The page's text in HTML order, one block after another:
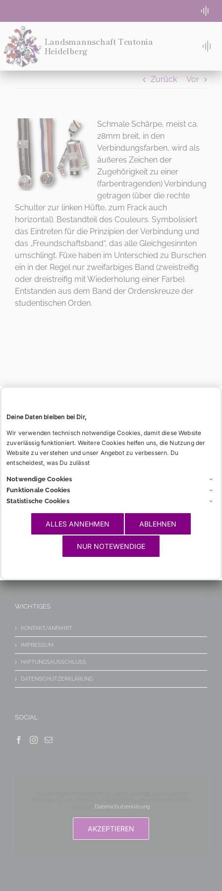
springen
WG-Zimmer frei
Absolute Beginner
Login für Teuten
Eventlocation Bremeneck
Tel: 06221 26 517
Landsmannschaft Teutonia
Heidelberg
TACH!
WOHNEN
MITMACHEN!
IDEE
MENSUR
KONTAKT
WIE BITTE?
Zurück Vor
Schmale Schärpe, meist ca.
28mm breit, in den
Verbindungsfarben, wird als
äußeres Zeichen der
Zugehörigkeit zu einer
(farbentragenden) Verbindung
getragen (über die rechte
Schulter zur linken Hüfte, zum Frack auch
horizontal). Bestandteil des Couleurs. Symbolisiert
das Eintreten für die Prinzipien der Verbindung und
das „Freundschaftsband“, das alle Gleichgesinnten
umschlingt. Füxe haben im Unterschied zu Burschen
ein in der Regel nur zweifarbiges Band (zweistreifig
oder dreistreifig mit Wiederholung einer Farbe).
Entstanden aus dem Band der Ordenskreuze der
studentischen Orden.
GESCHICHTE
DIE L! TEUTONIA
DAS VERBINDUNGSHAUS
INFOS
CHARGIA
WICHTIGES
KONTAKT/ANFAHRT
IMPRESSUM
HAFTUNGSAUSSCHLUSS
DATENSCHUTZERKLÄRUNG
SOCIAL
Datenschutzerklärung
AKZEPTIEREN
Deine Daten bleiben bei Dir,
Wir verwenden technisch notwendige Cookies, damit diese Website
zuverlässig funktioniert. Weitere Cookies helfen uns, die Nutzung der
Website zu verstehen und unser Angebot zu verbessern. Du
entscheidest, was Du zulässt
Notwendige Cookies
Funktionale Cookies
Statistische Cookies
ALLES ANNEHMEN ABLEHNEN
NUR NOTEWENDIGE
DIES IST DEIN MENÜ
Wo
möchtest
Du hin?